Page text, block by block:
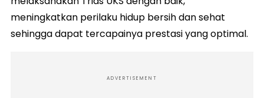
meningkatkan perilaku hidup bersih dan sehat
sehingga dapat tercapainya prestasi yang optimal.
ADVERTISEMENT